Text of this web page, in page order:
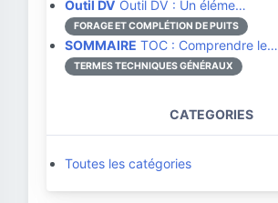
Outil DV Outil DV : Un éléme…
FORAGE ET COMPLÉTION DE PUITS
SOMMAIRE TOC : Comprendre le…
TERMES TECHNIQUES GÉNÉRAUX
CATEGORIES
Toutes les catégories